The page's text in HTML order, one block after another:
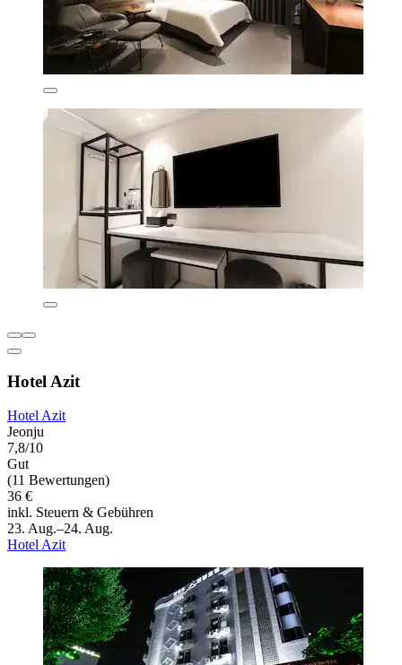
Hotel Azit
Hotel Azit
Jeonju
7,8/10
Gut
(11 Bewertungen)
36 €
inkl. Steuern & Gebühren
23. Aug.–24. Aug.
Hotel Azit